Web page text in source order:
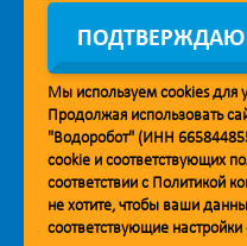
Мобильное
ПОДТВЕРЖДАЮ
Мы используем cookiesдля
Продолжая использовать
"Водоробот" (ИНН
cookie и соответствующих
соответствии с Политикой
не хотите, чтобы ваши
соответствующие